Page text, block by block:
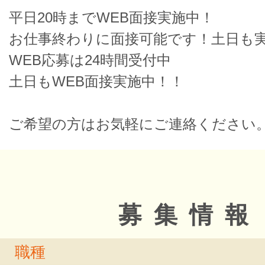
平日20時までWEB面接実施中！
お仕事終わりに面接可能です！土日も
WEB応募は24時間受付中
土日もWEB面接実施中！！
ご希望の方はお気軽にご連絡ください。
募集情報
職種